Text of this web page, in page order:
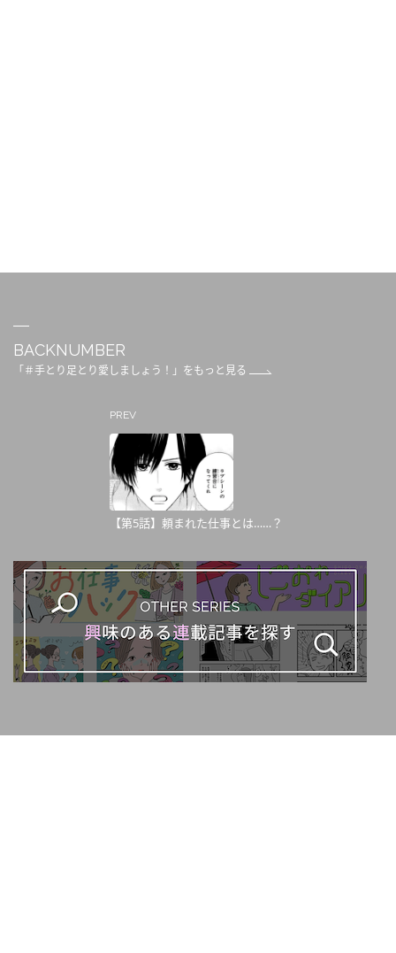
BACKNUMBER
「＃手とり足とり愛しましょう！」をもっと見る
PREV
【第5話】頼まれた仕事とは……？